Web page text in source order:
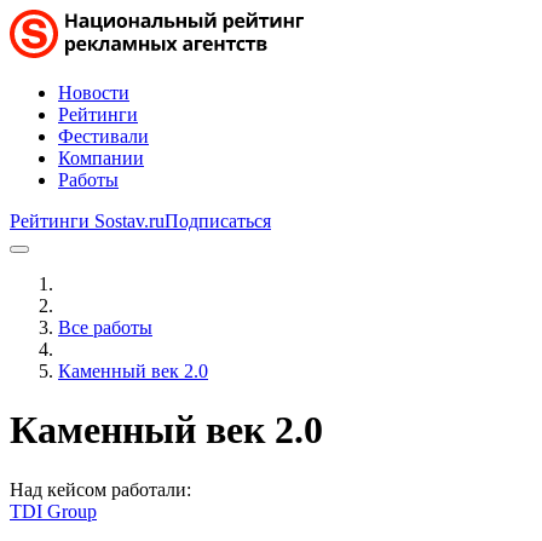
Новости
Рейтинги
Фестивали
Компании
Работы
Рейтинги Sostav.ruПодписаться
Все работы
Каменный век 2.0
Каменный век 2.0
Над кейсом работали:
TDI Group